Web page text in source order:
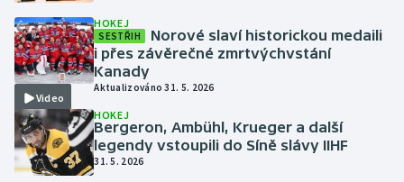
Video
HOKEJ
SESTŘIH
Norové slaví historickou medaili
i přes závěrečné zmrtvýchvstání
Kanady
Aktualizováno 31. 5. 2026
HOKEJ
Bergeron, Ambühl, Krueger a další
legendy vstoupili do Síně slávy IIHF
31. 5. 2026